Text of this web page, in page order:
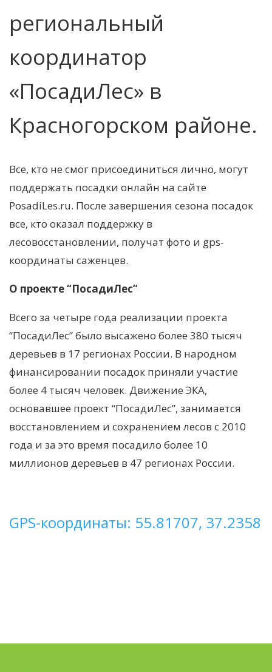
региональный
координатор
«ПосадиЛес» в
Красногорском районе.
Все, кто не смог присоединиться лично, могут
поддержать посадки онлайн на сайте
PosadiLes.ru. После завершения сезона посадок
все, кто оказал поддержку в
лесовосстановлении, получат фото и gps-
координаты саженцев.
О проекте “ПосадиЛес”
Всего за четыре года реализации проекта
“ПосадиЛес” было высажено более 380 тысяч
деревьев в 17 регионах России. В народном
финансировании посадок приняли участие
более 4 тысяч человек. Движение ЭКА,
основавшее проект “ПосадиЛес”, занимается
восстановлением и сохранением лесов с 2010
года и за это время посадило более 10
миллионов деревьев в 47 регионах России.
GPS-координаты: 55.81707, 37.2358